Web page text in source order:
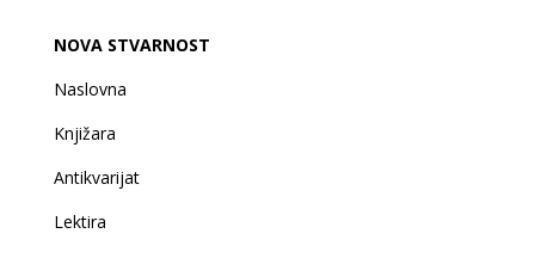
NOVA STVARNOST
Naslovna
Knjižara
Antikvarijat
Lektira